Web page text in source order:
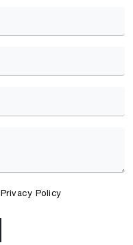
Privacy Policy